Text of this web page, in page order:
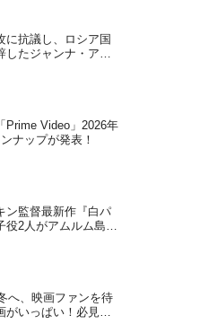
に抗議し、ロシア国
したジャンナ・アガ
Prime Video」2026年
ナップが発表！
ン監督最新作『白パ
役2人がアムルム島の
へ、映画ファンを待
がいっぱい！必見の